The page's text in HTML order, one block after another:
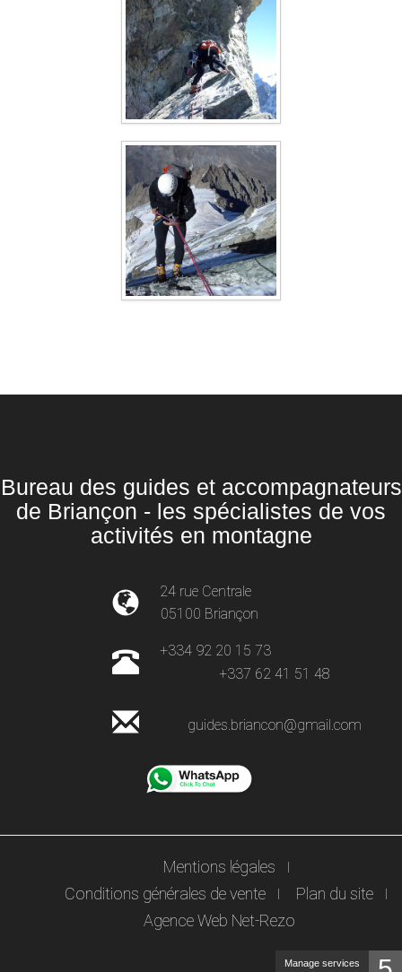
Bureau des guides et accompagnateurs
de Briançon - les spécialistes de vos
activités en montagne
24 rue Centrale
05100 Briançon
+334 92 20 15 73
+337 62 41 51 48
guides.briancon@gmail.com
Mentions légales
Conditions générales de vente
Plan du site
Agence Web Net-Rezo
Manage services